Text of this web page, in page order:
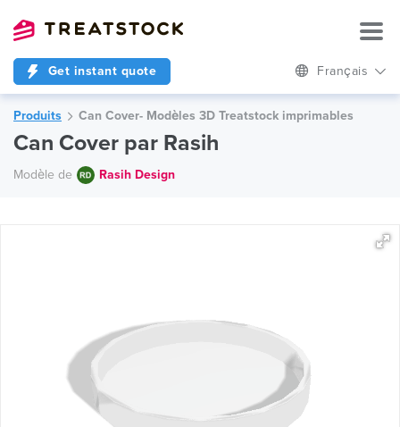
Get instant quote Français
Produits Сan Cover- Modèles 3D Treatstock imprimables
Сan Cover par Rasih
Modèle de Rasih Design